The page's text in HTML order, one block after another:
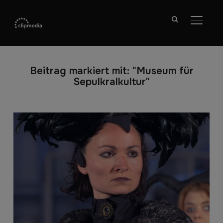
Beitrag markiert mit: "Museum für
Sepulkralkultur"